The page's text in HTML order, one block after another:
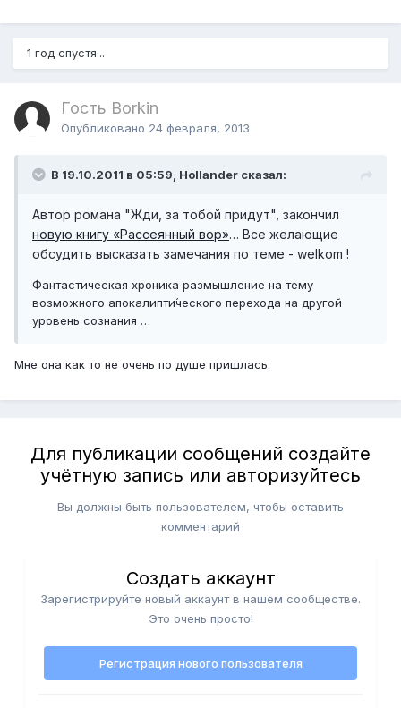
1 год спустя...
Гость Borkin
Опубликовано 24 февраля, 2013
В 19.10.2011 в 05:59, Hollander сказал:
Автор романа "Жди, за тобой придут", закончил
новую книгу «Рассеянный вор»… Все желающие
обсудить высказать замечания по теме - welkom !
Фантастическая хроника размышление на тему
возможного апокалипти́ческого перехода на другой
уровень сознания …
Мне она как то не очень по душе пришлась.
Для публикации сообщений создайте
учётную запись или авторизуйтесь
Вы должны быть пользователем, чтобы оставить
комментарий
Создать аккаунт
Зарегистрируйте новый аккаунт в нашем сообществе.
Это очень просто!
Регистрация нового пользователя